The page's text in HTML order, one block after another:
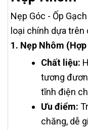
Nẹp Góc - Ốp
loại chính dựa trên
1. Nẹp Nhôm
Chất liệu:
tương
tĩnh điện
Ưu điểm:
chăng, dễ